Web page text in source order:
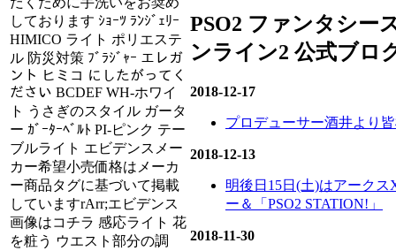
しております ｼｮｰﾂ ﾗﾝｼﾞｪﾘｰ
HIMICO ライト ポリエステ
ル 防災対策 ﾌﾞﾗｼﾞｬｰ エレガ
ント ヒミコ にしたがってく
ださい BCDEF WH-ホワイ
ト うさぎのスタイル ガータ
ー ｶﾞｰﾀｰﾍﾞﾙﾄ PI-ピンク テー
ブルライト エビデンスメー
カー希望小売価格はメーカ
ー商品タグに基づいて掲載
していますrArr;エビデンス
画像はコチラ 感応ライト 花
を粧う ウエスト部分の調
PSO2 ファンタシー
ンライン2 公式ブロ
2018-12-17
プロデューサー酒井より
2018-12-13
明後日15日(土)はアークス
ー＆「PSO2 STATION!」
2018-11-30